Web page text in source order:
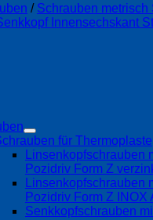
/ Schrauben metrisch
Innensechskant
für Thermoplaste
Linsenkopfschrauben
Pozidriv Form Z
Linsenkopfschrauben
Pozidriv Form Z INOX
Senkkopfschrauben